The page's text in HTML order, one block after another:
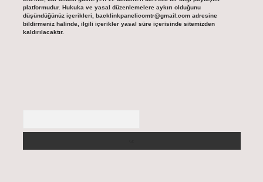
platformudur. Hukuka ve yasal düzenlemelere aykırı olduğunu
düşündüğünüz içerikleri, backlinkpanelicomtr@gmail.comadresine
bildirmeniz halinde, ilgili içerikler yasal süre içerisinde sitemizden
kaldırılacaktır.